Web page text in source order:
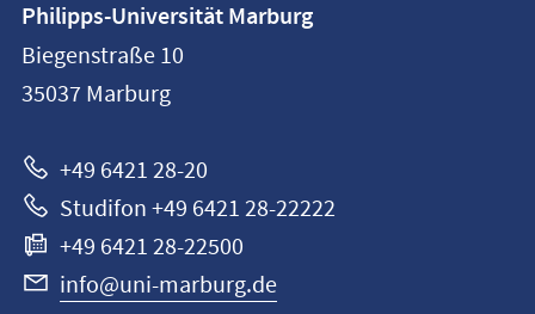
Philipps-
Universität
Marburg
Philipps-Universität Marburg
Biegenstraße 10
35037 Marburg
+49 6421 28-20
Studifon +49 6421 28-22222
+49 6421 28-22500
info@uni-marburg.de